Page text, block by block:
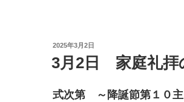
投
日:
2025年3月2日
3月2日 家庭礼拝
式次第 ～降誕節第１０主